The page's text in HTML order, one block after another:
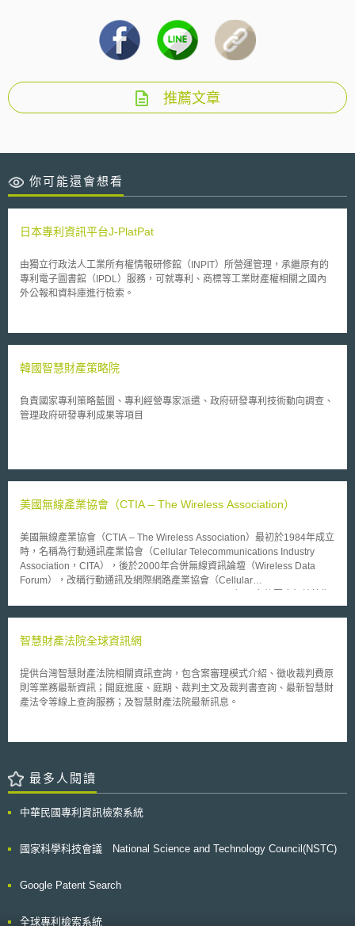
推薦文章
你可能還會想看
日本專利資訊平台J-PlatPat
由獨立行政法人工業所有權情報研修館（INPIT）所營運管理，承繼原有的
專利電子圖書館（IPDL）服務，可就專利、商標等工業財產權相關之國內
外公報和資料庫進行檢索。
韓國智慧財產策略院
負責國家專利策略藍圖、專利經營專家派遣、政府研發專利技術動向調查、
管理政府研發專利成果等項目
美國無線產業協會（CTIA – The Wireless Association）
美國無線產業協會（CTIA – The Wireless Association）最初於1984年成立
時，名稱為行動通訊產業協會（Cellular Telecommunications Industry
Association，CITA），後於2000年合併無線資訊論壇（Wireless Data
Forum），改稱行動通訊及網際網路產業協會（Cellular
發展趨勢，組織再度改名為無線產業協會（CTIA – The Wireless
業者，包含資訊服務商、通訊服務商、設備製造商等。CTIA致力於產業自
響力的產業協會組織。
智慧財產法院全球資訊網
提供台灣智慧財產法院相關資訊查詢，包含案審理模式介紹、徵收裁判費原
則等業務最新資訊；開庭進度、庭期、裁判主文及裁判書查詢、最新智慧財
產法令等線上查詢服務；及智慧財產法院最新訊息。
最多人閱讀
中華民國專利資訊檢索系統
國家科學科技會議 National Science and Technology Council(NSTC)
Google Patent Search
全球專利檢索系統